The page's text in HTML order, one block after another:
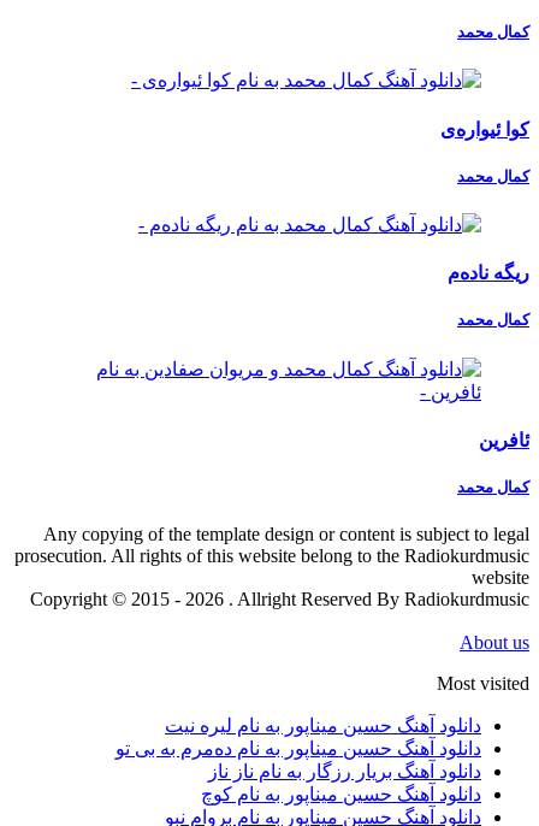
کمال محمد
کوا ئیوارەی
کمال محمد
ریگە نادەم
کمال محمد
ئافرین
کمال محمد
Any copying of the template design or content is subject to legal
prosecution. All rights of this website belong to the Radiokurdmusic
website
Copyright © 2015 - 2026 . Allright Reserved By Radiokurdmusic
About us
Most visited
دانلود آهنگ حسین میناپور به نام لیره نیت
دانلود آهنگ حسین میناپور به نام دەمرم بە بی تو
دانلود آهنگ بریار رزگار به نام ناز ناز
دانلود آهنگ حسین میناپور به نام کوچ
دانلود آهنگ حسین میناپور به نام بروام نبو